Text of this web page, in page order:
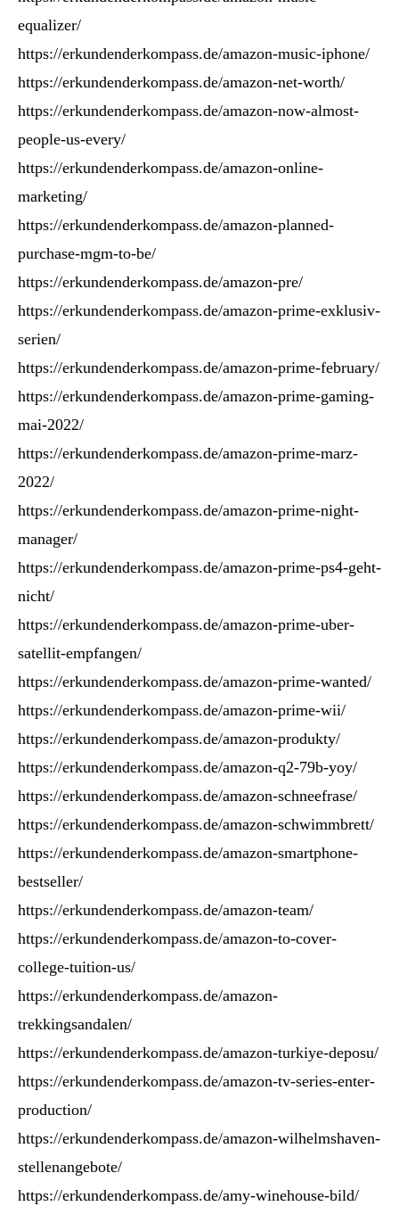
equalizer/
https://erkundenderkompass.de/amazon-music-iphone/
https://erkundenderkompass.de/amazon-net-worth/
https://erkundenderkompass.de/amazon-now-almost-
people-us-every/
https://erkundenderkompass.de/amazon-online-
marketing/
https://erkundenderkompass.de/amazon-planned-
purchase-mgm-to-be/
https://erkundenderkompass.de/amazon-pre/
https://erkundenderkompass.de/amazon-prime-exklusiv-
serien/
https://erkundenderkompass.de/amazon-prime-february/
https://erkundenderkompass.de/amazon-prime-gaming-
mai-2022/
https://erkundenderkompass.de/amazon-prime-marz-
2022/
https://erkundenderkompass.de/amazon-prime-night-
manager/
https://erkundenderkompass.de/amazon-prime-ps4-geht-
nicht/
https://erkundenderkompass.de/amazon-prime-uber-
satellit-empfangen/
https://erkundenderkompass.de/amazon-prime-wanted/
https://erkundenderkompass.de/amazon-prime-wii/
https://erkundenderkompass.de/amazon-produkty/
https://erkundenderkompass.de/amazon-q2-79b-yoy/
https://erkundenderkompass.de/amazon-schneefrase/
https://erkundenderkompass.de/amazon-schwimmbrett/
https://erkundenderkompass.de/amazon-smartphone-
bestseller/
https://erkundenderkompass.de/amazon-team/
https://erkundenderkompass.de/amazon-to-cover-
college-tuition-us/
https://erkundenderkompass.de/amazon-
trekkingsandalen/
https://erkundenderkompass.de/amazon-turkiye-deposu/
https://erkundenderkompass.de/amazon-tv-series-enter-
production/
https://erkundenderkompass.de/amazon-wilhelmshaven-
stellenangebote/
https://erkundenderkompass.de/amy-winehouse-bild/